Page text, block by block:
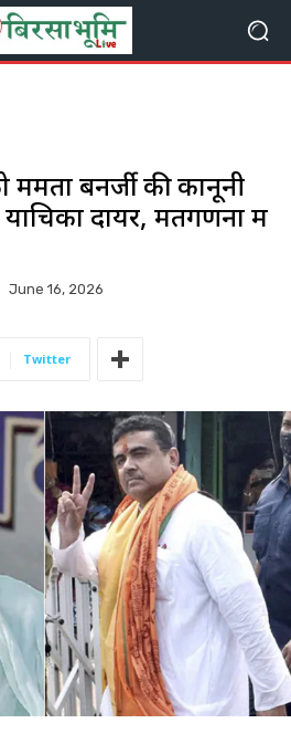
ममता बनर्जी की कानूनी
याचिका दायर, मतगणना में
June 16, 2026
Twitter